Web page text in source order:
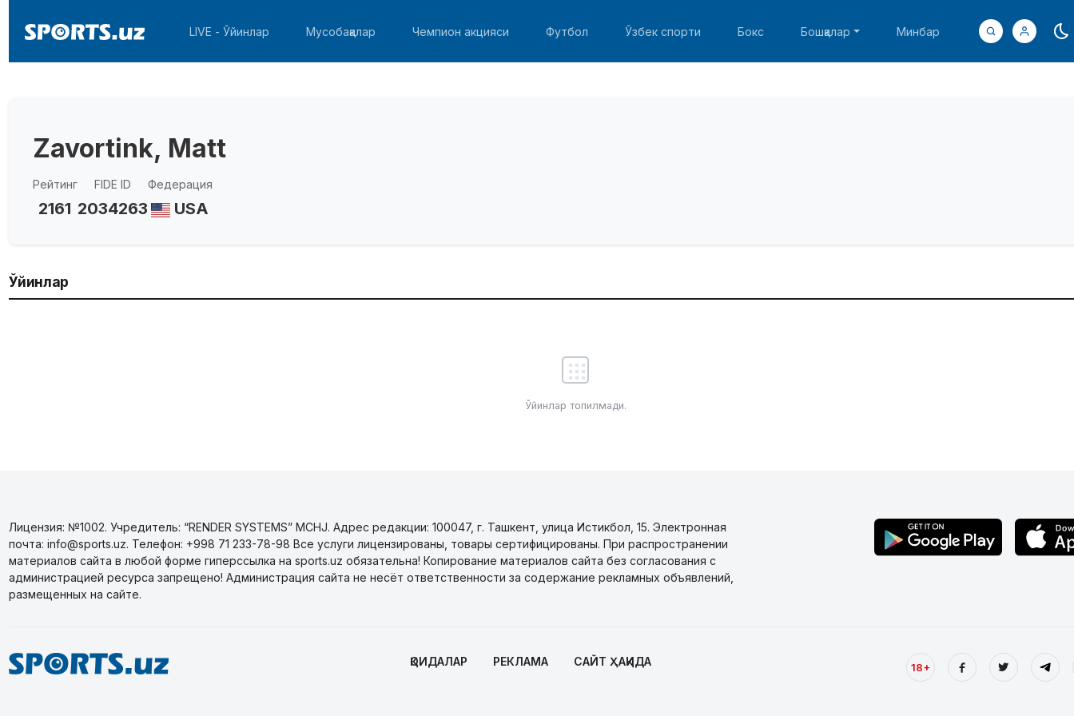
LIVE - Ўйинлар Мусобақалар Чемпион акцияси Футбол Ўзбек спорти Бокс Бошқалар Минбар
Zavortink, Matt
Рейтинг
2161
FIDE ID
2034263
Федерация
USA
Ўйинлар
Ўйинлар топилмади.
Лицензия: №1002. Учредитель: “RENDER SYSTEMS” MCHJ. Адрес редакции: 100047, г. Ташкент, улица Истикбол, 15. Электронная
почта: info@sports.uz. Телефон: +998 71 233-78-98 Все услуги лицензированы, товары сертифицированы. При распространении
материалов сайта в любой форме гиперссылка на sports.uz обязательна! Копирование материалов сайта без согласования с
администрацией ресурса запрещено! Администрация сайта не несёт ответственности за содержание рекламных объявлений,
размещенных на сайте.
ҚОИДАЛАР РЕКЛАМА САЙТ ҲАҚИДА 18+